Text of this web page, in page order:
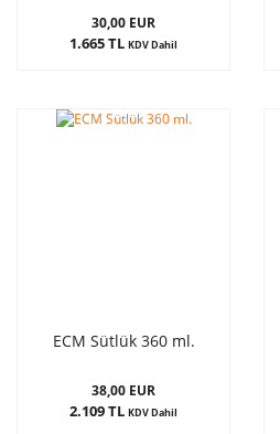
30,00 EUR
1.665 TL KDV Dahil
ECM Sütlük 360 ml.
38,00 EUR
2.109 TL KDV Dahil